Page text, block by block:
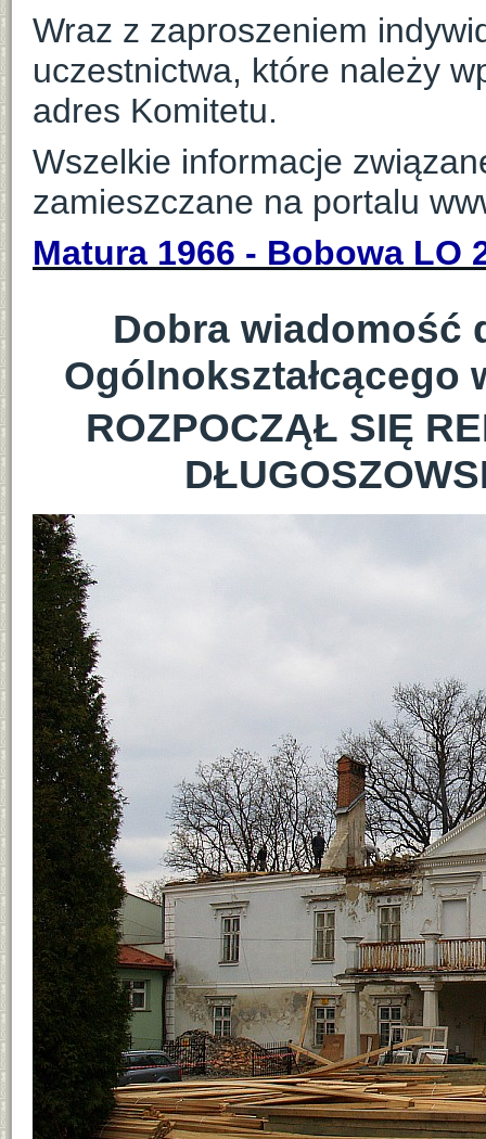
Wraz z zaproszeniem
uczestnictwa, które należy
adres Komitetu.
Wszelkie informacje
zamieszczane na portalu
Matura 1966 - Bobowa LO
Dobra wiadomość
Ogólnokształcącego
ROZPOCZĄŁ SIĘ